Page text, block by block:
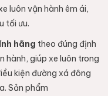
luôn vận hành êm ái,
tối ưu.
hãng theo đúng định
hành, giúp xe luôn trong
kiện đường xá đông
Sản phẩm